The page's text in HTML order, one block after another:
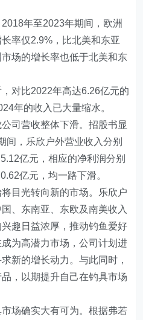
年至2023年期间，欧洲
率仅2.9%，比北美和东亚
场的增长率也低于北美和东
对比2022年高达6.26亿元的
年的收入已大量缩水。
司营收整体下滑。招股书显
间，乐欣户外营业收入分别
亿元，相应的净利润分别
亿元，均一路下滑。
目光转向新的市场。乐欣户
、东南亚、东欧及南美收入
趣日益浓厚，推动钓鱼爱好
为高潜力市场，公司计划进
新的增长动力。与此同时，
，以期提升自己在钓具市场
场确实大有可为。根据弗若